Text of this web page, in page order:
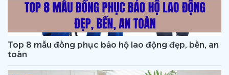
Top 8 mẫu đồng phục bảo hộ lao động đẹp, bền, an
toàn